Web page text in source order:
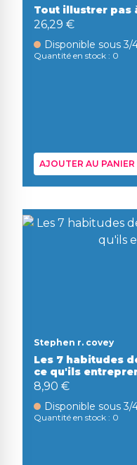
Tout illustrer pas
26,29 €
Disponible sous 3/
Quantité en stock : 0
AJOUTER AU PANIER
Stephen r. covey
Les 7 habitudes
ce qu'ils
8,90 €
Disponible sous 3/
Quantité en stock : 0